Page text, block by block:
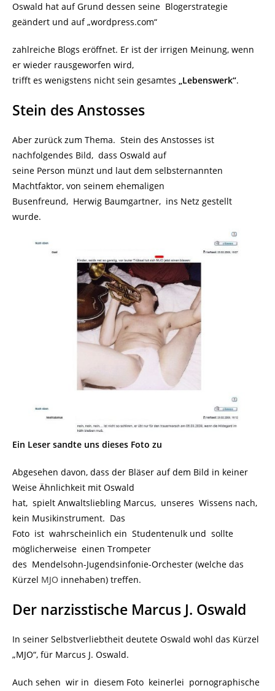
Oswald hat auf Grund dessen seine Blogerstrategie
geändert und auf „wordpress.com“
zahlreiche Blogs eröffnet. Er ist der irrigen Meinung, wenn
er wieder rausgeworfen wird,
trifft es wenigstens nicht sein gesamtes
„Lebenswerk“.
Stein des Anstosses
Aber zurück zum Thema. Stein des Anstosses ist
nachfolgendes Bild, dass Oswald auf
seine Person münzt und laut dem selbsternannten
Machtfaktor, von seinem ehemaligen
Busenfreund, Herwig Baumgartner, ins Netz gestellt
wurde.
Ein Leser sandte uns dieses Foto zu
Abgesehen davon, dass der Bläser auf dem Bild in keiner
Weise Ähnlichkeit mit Oswald
hat, spielt Anwaltsliebling Marcus, unseres Wissens nach,
kein Musikinstrument. Das
Foto ist wahrscheinlich ein Studentenulk und sollte
möglicherweise einen Trompeter
des Mendelsohn-Jugendsinfonie-Orchester (welche das
Kürzel MJO innehaben) treffen.
Der narzisstische Marcus J. Oswald
In seiner Selbstverliebtheit deutete Oswald wohl das Kürzel
„MJO“, für Marcus J. Oswald.
Auch sehen wir in diesem Foto keinerlei pornographische